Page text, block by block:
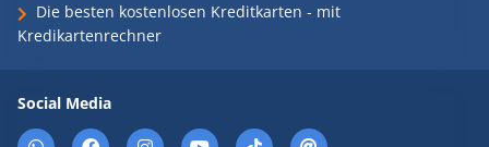
Die besten kostenlosen Kreditkarten - mit
Kredikartenrechner
Social Media